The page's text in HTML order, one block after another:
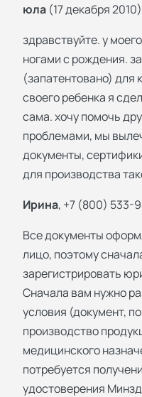
юла (17 декабря 2010)
здравствуйте. у
ногами с рождения.
(запатентовано) для
своего ребенка я
сама. хочу помочь
проблемами, мы
документы,
для производства
Ирина, +7 (800) 533-
Все документы
лицо, поэтому
зарегистрировать
Сначала вам нужно
условия (документ,
производство
медицинского
потребуется
удостоверения